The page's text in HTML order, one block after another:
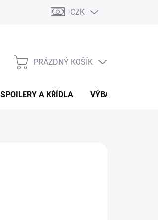
Vracení zboží a reklamace
CZK
NÁKUPNÍ
PRÁZDNÝ KOŠÍK
SPOILERY A KŘÍDLA VÝBAVA AUTA